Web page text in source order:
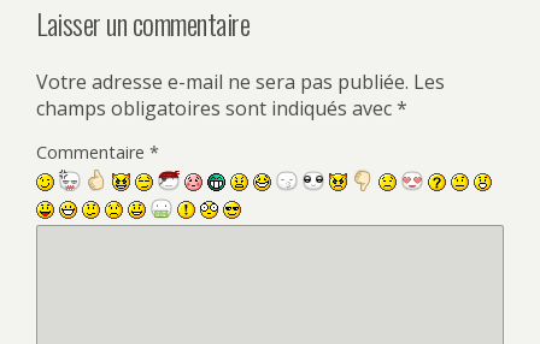
Laisser un commentaire
Votre adresse e-mail ne sera pas publiée. Les
champs obligatoires sont indiqués avec*
Commentaire *